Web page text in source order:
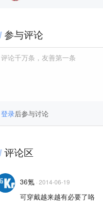
参与评论
评论千万条，友善第一条
登录后参与讨论
评论区
36氪 · 2014-06-19
可穿戴越来越有必要了咯